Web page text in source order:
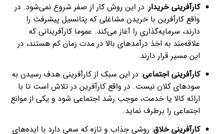
کارآفرینی خریدار: در این روش کار از صفر شروع نمی‌شود. در
واقع کارآفرین با خریدن مشاغلی که پتانسیل پیشرفت را
دارند، سرمایه‌گذاری را آغاز می‌کند. عموما کارآفرینانی که
علاقه‌مند به اخذ درآمدهای بالا در مدت زمان کم هستند، در
این مسیر قرار دارند.
کارآفرینی اجتماعی: در این سبک از کارآفرینی هدف رسیدن به
سودهای کلان نیست. در واقع کارآفرین در تلاش است تا با
ارائه کالا یا خدمت، موجب رشد اجتماعی شود و یکی از موانع
اجتماعی را برطرف نماید.
کارآفرینی خلاق: روشی جذاب و تازه که سعی دارد با ایده‌های